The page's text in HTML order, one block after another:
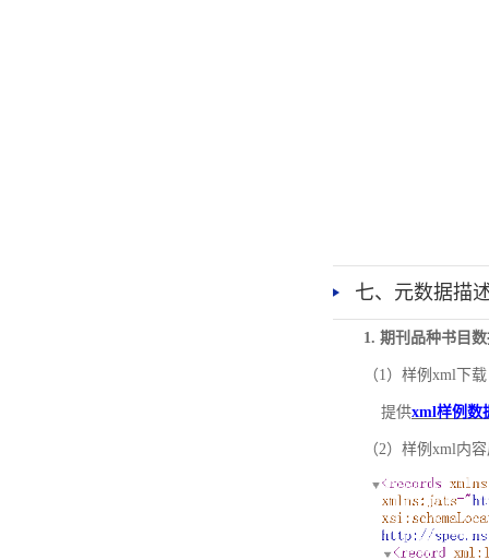
七、元数据描
1. 期刊品种书目
（1）样例xml下载
提供xml样例数
（2）样例xml内